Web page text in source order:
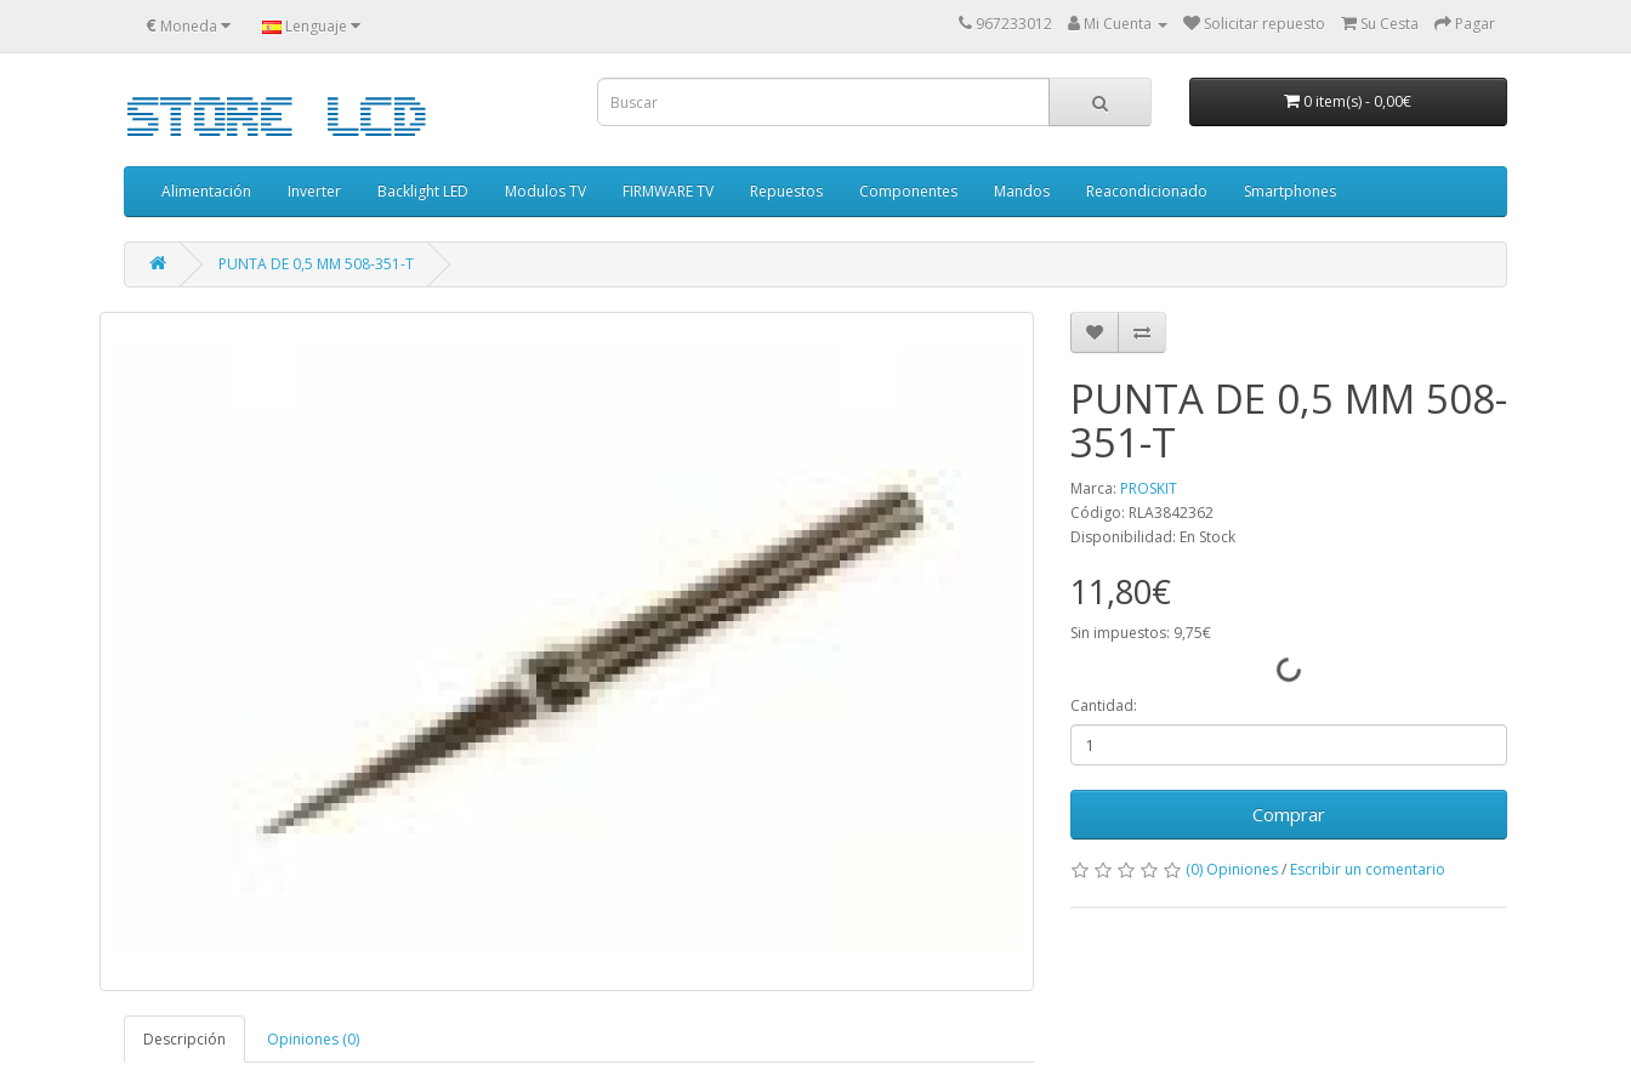
€ Moneda Lenguaje 967233012 Mi Cuenta Solicitar repuesto Su Cesta Pagar
0 item(s)- 0,00€
Alimentación Inverter Backlight LED Modulos TV FIRMWARE TV Repuestos Componentes Mandos Reacondicionado Smartphones
PUNTA DE 0,5 MM 508-351-T
Descripción Opiniones (0)
PUNTA DE 0,5 MM 508-
351-T
Marca: PROSKIT
Código: RLA3842362
Disponibilidad: En Stock
11,80€
Sin impuestos: 9,75€
Cantidad:
Comprar
(0) Opiniones/ Escribir un comentario